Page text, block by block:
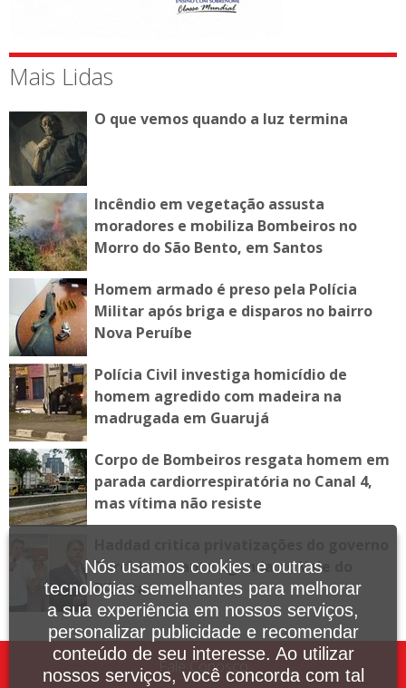
Mais Lidas
O que vemos quando a luz termina
Incêndio em vegetação assusta
moradores e mobiliza Bombeiros no
Morro do São Bento, em Santos
Homem armado é preso pela Polícia
Militar após briga e disparos no bairro
Nova Peruíbe
Polícia Civil investiga homicídio de
homem agredido com madeira na
madrugada em Guarujá
Corpo de Bombeiros resgata homem em
parada cardiorrespiratória no Canal 4,
mas vítima não resiste
Tarcísio durante agenda no Vale do
Ribeira
Fale Conosco
Nós usamos cookies e outras
tecnologias semelhantes para melhorar
a sua experiência em nossos serviços,
personalizar publicidade e recomendar
conteúdo de seu interesse. Ao utilizar
nossos serviços, você concorda com tal